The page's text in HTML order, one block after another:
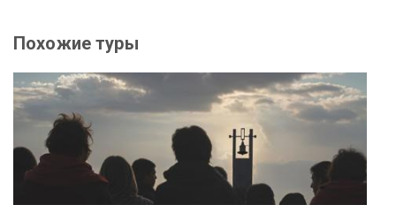
Похожие туры